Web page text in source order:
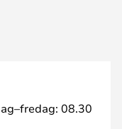
08.30